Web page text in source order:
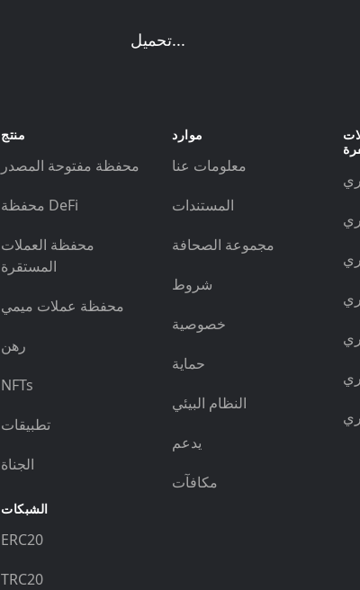
تحميل...
منتج
محفظة مفتوحة المصدر
محفظة DeFi
محفظة العملات
المستقرة
محفظة عملات ميمي
رهن
NFTs
تطبيقات
الجناة
الشبكات
ERC20
TRC20
موارد
معلومات عنا
المستندات
مجموعة الصحافة
شروط
خصوصية
حماية
النظام البيئي
يدعم
مكافآت